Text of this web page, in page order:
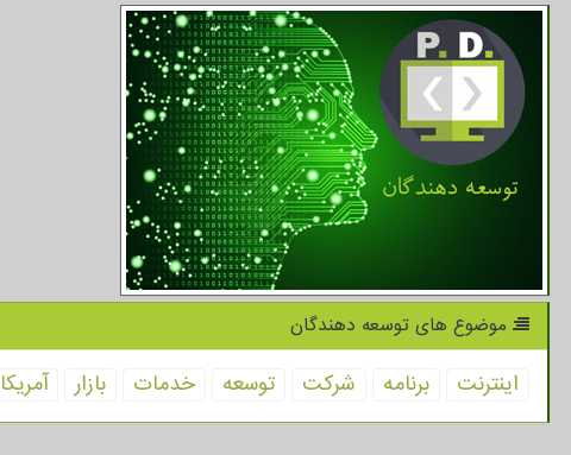
موضوع های توسعه دهندگان
اینترنت برنامه شركت توسعه خدمات بازار آمریكا